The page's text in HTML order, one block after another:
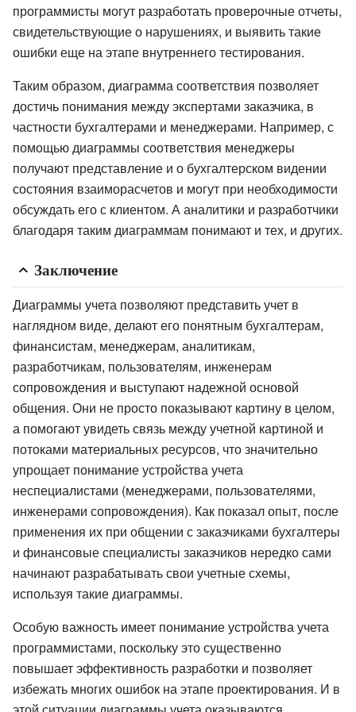
программисты могут разработать проверочные отчеты,
свидетельствующие о нарушениях, и выявить такие
ошибки еще на этапе внутреннего тестирования.
Таким образом, диаграмма соответствия позволяет
достичь понимания между экспертами заказчика, в
частности бухгалтерами и менеджерами. Например, с
помощью диаграммы соответствия менеджеры
получают представление и о бухгалтерском видении
состояния взаиморасчетов и могут при необходимости
обсуждать его с клиентом. А аналитики и разработчики
благодаря таким диаграммам понимают и тех, и других.
Заключение
Диаграммы учета позволяют представить учет в
наглядном виде, делают его понятным бухгалтерам,
финансистам, менеджерам, аналитикам,
разработчикам, пользователям, инженерам
сопровождения и выступают надежной основой
общения. Они не просто показывают картину в целом,
а помогают увидеть связь между учетной картиной и
потоками материальных ресурсов, что значительно
упрощает понимание устройства учета
неспециалистами (менеджерами, пользователями,
инженерами сопровождения). Как показал опыт, после
применения их при общении с заказчиками бухгалтеры
и финансовые специалисты заказчиков нередко сами
начинают разрабатывать свои учетные схемы,
используя такие диаграммы.
Особую важность имеет понимание устройства учета
программистами, поскольку это существенно
повышает эффективность разработки и позволяет
избежать многих ошибок на этапе проектирования. И в